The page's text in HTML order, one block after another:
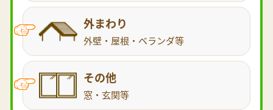
外まわり
外壁・屋根・ベランダ等
その他
窓・玄関等